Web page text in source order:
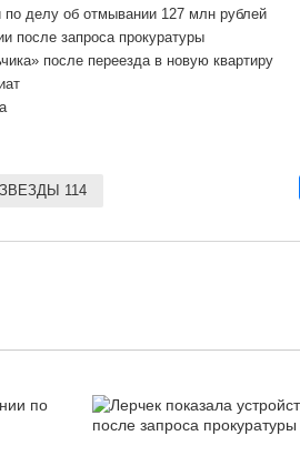
по делу об отмывании 127 млн рублей
после запроса прокуратуры
после переезда в новую квартиру
ЗВЕЗДЫ 114